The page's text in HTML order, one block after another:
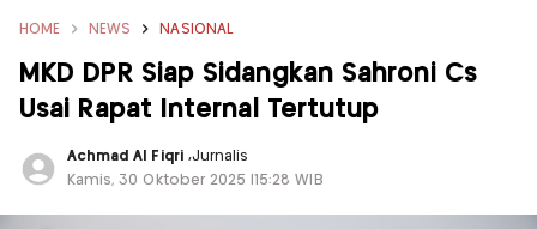
HOME NEWS NASIONAL
MKD DPR Siap Sidangkan Sahroni Cs
Usai Rapat Internal Tertutup
Achmad Al Fiqri ,Jurnalis
Kamis, 30 Oktober 2025 |15:28 WIB